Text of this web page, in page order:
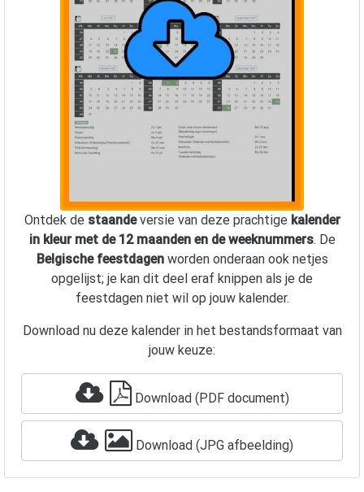
Ontdek de staandeversie van deze prachtige kalender
in kleur met de 12 maanden en de weeknummers. De
Belgische feestdagenworden onderaan ook netjes
opgelijst; je kan dit deel eraf knippen als je de
feestdagen niet wil op jouw kalender.
Download nu deze kalender in het bestandsformaat van
jouw keuze:
Download (PDF document)
Download (JPG afbeelding)